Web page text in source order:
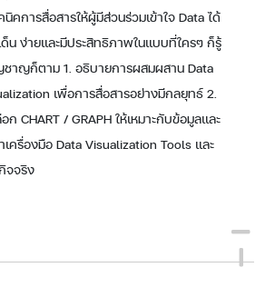
คการสื่อสารให้ผู้มีส่วนร่วมเข้าใจ Data ได้
ด็น ง่ายและมีประสิทธิภาพในแบบที่ใครๆ ก็รู้
ชาญก็ตาม 1. อธิบายการผสมผสาน Data
เพื่อการสื่อสารอย่างมีกลยุทธ์ 2.
ก CHART / GRAPH ให้เหมาะกับข้อมูลและ
เครื่องมือ Data Visualization Tools และ
จจริง